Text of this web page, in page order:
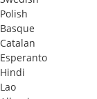
Polish
Basque
Catalan
Esperanto
Hindi
Lao